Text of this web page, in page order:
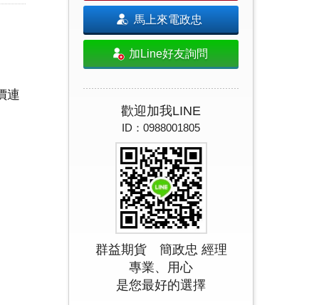
連
馬上來電政忠
加Line好友詢問
歡迎加我LINE
ID：0988001805
群益期貨 簡政忠 經理
專業、用心
是您最好的選擇